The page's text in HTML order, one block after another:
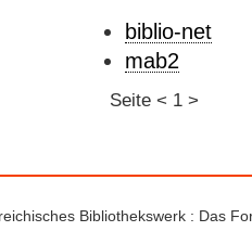
biblio-net
mab2
Seite < 1 >
Bibliothekswerk : Das